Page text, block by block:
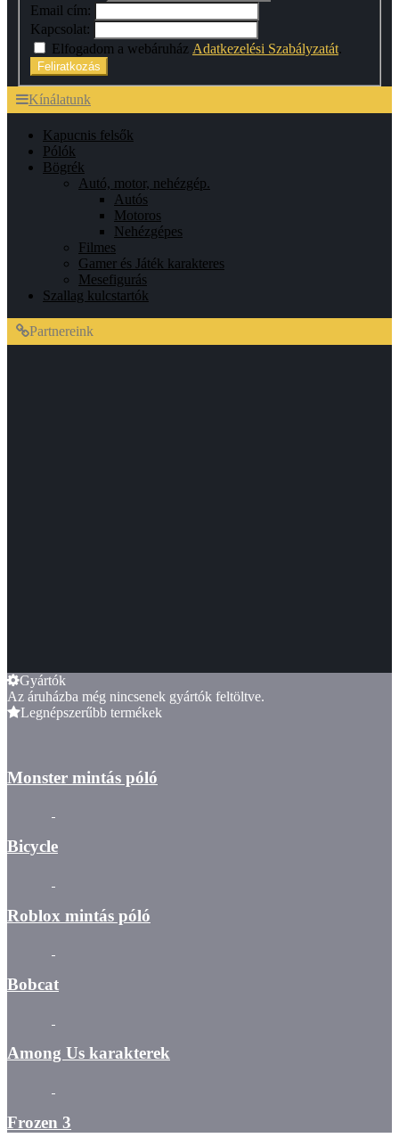
Email cím:
Kapcsolat:
Elfogadom a webáruház Adatkezelési Szabályzatát.
Feliratkozás
Kínálatunk
Kapucnis felsők
Pólók
Bögrék
Autó, motor, nehézgép.
Autós
Motoros
Nehézgépes
Filmes
Gamer és Játék karakteres
Mesefigurás
Szallag kulcstartók
Partnereink
Gyártók
Az áruházba még nincsenek gyártók feltöltve.
Legnépszerűbb termékek
Monster mintás póló
Bicycle
Roblox mintás póló
Bobcat
Among Us karakterek
Frozen 3